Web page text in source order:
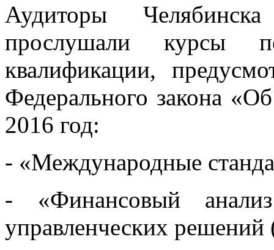
Аудиторы
прослушали курсы
квалификации,
Федерального закона
2016 год:
- «Международные
- «Финансовый
управленческих